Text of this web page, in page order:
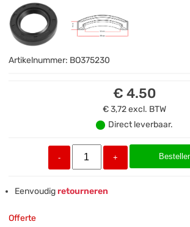
Artikelnummer: BO375230
€ 4.50
€ 3,72excl. BTW
Direct leverbaar.
- +
Eenvoudigretourneren
Offerte